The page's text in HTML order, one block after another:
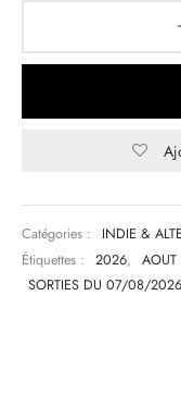
Catégories : INDIE &
Étiquettes :
2026,
SORTIES DU 07/08/2026